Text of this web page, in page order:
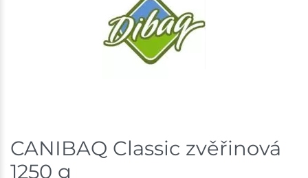
Skladem na prodejně - doručení do 7 dnů
Skladem na prodejně - doručení do 7 dnů
CANIBAQ Classic zvěřinová
1250 g